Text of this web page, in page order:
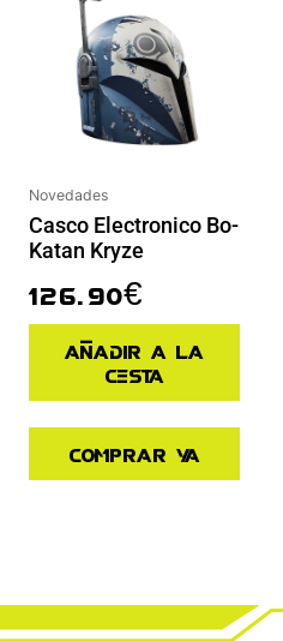
Novedades
Casco Electronico Bo-
Katan Kryze
126.90€
Añadir a la
cesta
Comprar ya